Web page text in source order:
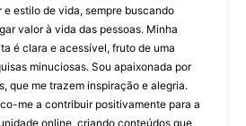
e estilo de vida, sempre buscando
valor à vida das pessoas. Minha
é clara e acessível, fruto de uma
minuciosas. Sou apaixonada por
que me trazem inspiração e alegria.
me a contribuir positivamente para a
online, criando conteúdos que